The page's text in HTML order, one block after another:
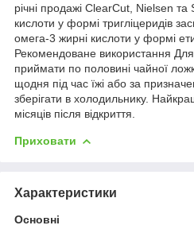
річні продажі ClearCut, Nielsen
кислоти у формі тригліцеридів
омега-3 жирні кислоти у формі
Рекомендоване використання Для
приймати по половині чайної
щодня під час їжі або за
зберігати в холодильнику.
місяців після відкриття.
Приховати
Характеристики
Основні